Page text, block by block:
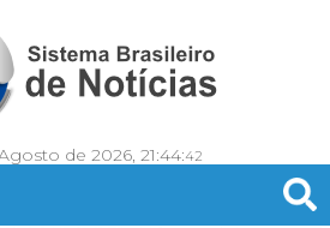
de 2026, 21:44:44